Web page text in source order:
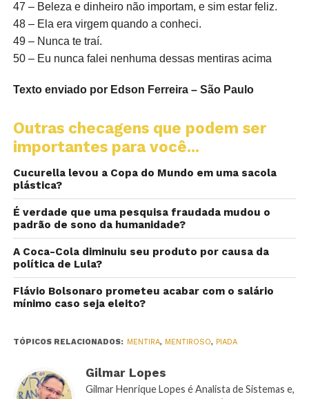
47 – Beleza e dinheiro não importam, e sim estar feliz.
48 – Ela era virgem quando a conheci.
49 – Nunca te traí.
50 – Eu nunca falei nenhuma dessas mentiras acima
Texto enviado por Edson Ferreira – São Paulo
Outras checagens que podem ser
importantes para você...
Cucurella levou a Copa do Mundo em uma sacola
plástica?
É verdade que uma pesquisa fraudada mudou o
padrão de sono da humanidade?
A Coca-Cola diminuiu seu produto por causa da
política de Lula?
Flávio Bolsonaro prometeu acabar com o salário
mínimo caso seja eleito?
TÓPICOS RELACIONADOS: MENTIRA, MENTIROSO, PIADA
Gilmar Lopes
Gilmar Henrique Lopes é Analista de Sistemas e,